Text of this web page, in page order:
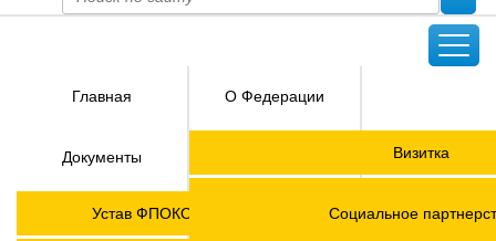
Главная О Федерации
Визитка
Документы
Устав ФПОКО с изменениями от 2026 года
Социальное
Членские